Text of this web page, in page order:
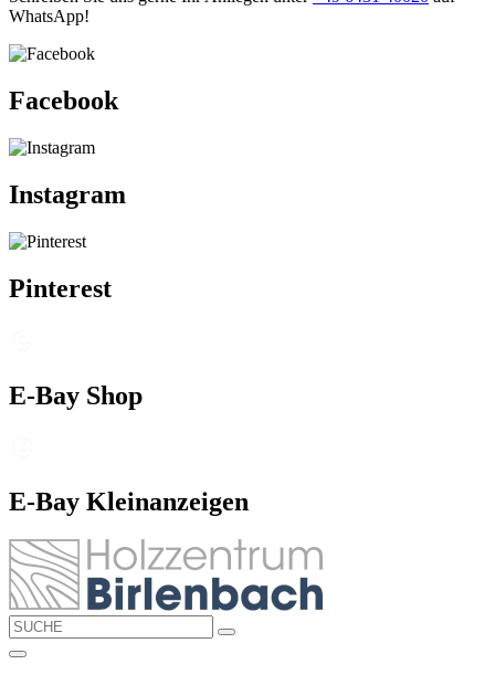
WhatsApp!
Facebook
Instagram
Pinterest
E-Bay Shop
E-Bay Kleinanzeigen